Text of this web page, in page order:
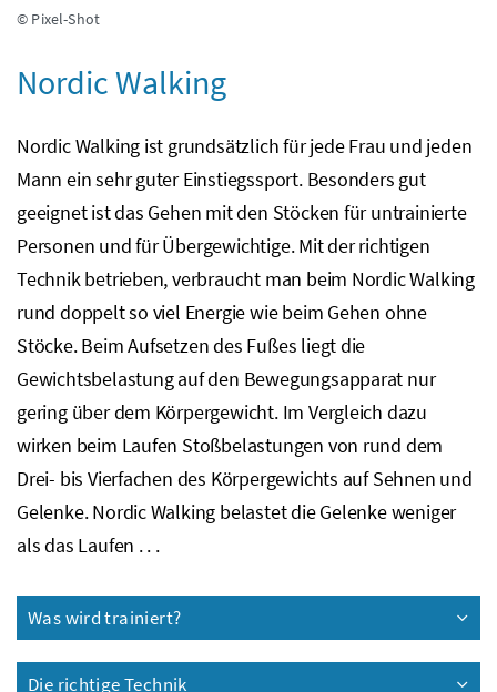
© Pixel-Shot
Nordic Walking
Nordic Walking ist grundsätzlich für jede Frau und jeden
Mann ein sehr guter Einstiegssport. Besonders gut
geeignet ist das Gehen mit den Stöcken für untrainierte
Personen und für Übergewichtige. Mit der richtigen
Technik betrieben, verbraucht man beim Nordic Walking
rund doppelt so viel Energie wie beim Gehen ohne
Stöcke. Beim Aufsetzen des Fußes liegt die
Gewichtsbelastung auf den Bewegungsapparat nur
gering über dem Körpergewicht. Im Vergleich dazu
wirken beim Laufen Stoßbelastungen von rund dem
Drei- bis Vierfachen des Körpergewichts auf Sehnen und
Gelenke. Nordic Walking belastet die Gelenke weniger
als das Laufen . . .
Was wird trainiert?
Die richtige Technik